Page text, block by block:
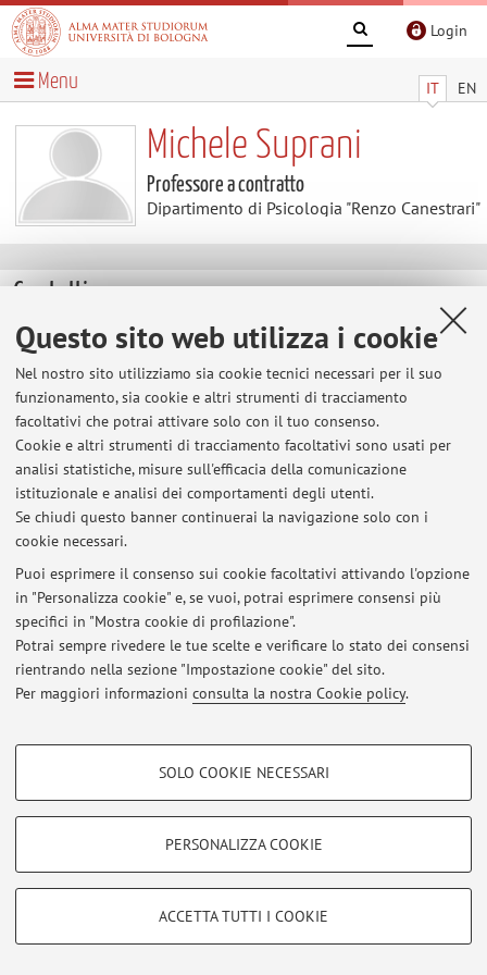
Questo sito web utilizza i cookie
Nel nostro sito utilizziamo sia cookie tecnici necessari per il suo
funzionamento, sia cookie e altri strumenti di tracciamento
facoltativi che potrai attivare solo con il tuo consenso.
Cookie e altri strumenti di tracciamento facoltativi sono usati per
analisi statistiche, misure sull'efficacia della comunicazione
istituzionale e analisi dei comportamenti degli utenti.
Se chiudi questo banner continuerai la navigazione solo con i
cookie necessari.
Puoi esprimere il consenso sui cookie facoltativi attivando l'opzione
in "Personalizza cookie" e, se vuoi, potrai esprimere consensi più
specifici in "Mostra cookie di profilazione".
Potrai sempre rivedere le tue scelte e verificare lo stato dei consensi
rientrando nella sezione "Impostazione cookie" del sito.
Per maggiori informazioni consulta la nostra Cookie policy.
COOKIE DI PROFILAZIONE - FACOLTATIVI
COOKIE TECNICI - NECESSARI
Si tratta di cookie tecnici utilizzati, a titolo esemplificativo, per il corretto
SOLO COOKIE NECESSARI
PERSONALIZZA COOKIE
ACCETTA TUTTI I COOKIE
Login
IT EN
Menu
Michele Suprani
Professore a contratto
Dipartimento di Psicologia "Renzo Canestrari"
Contatti
E-mail: michele.suprani2@unibo.it
Dipartimento di Psicologia "Renzo Canestrari"
Viale Berti Pichat 5, Bologna - Vai alla mappa
Ultimi avvisi
Al momento non sono presenti avvisi.
Area riservata
per gestire tutti i contenuti del sito.
© 2026 - ALMA MATER STUDIORUM - Università di Bologna - Via
Zamboni, 33 - 40126 Bologna - Partita IVA: 01131710376
Privacy|Note legali|Impostazioni Cookie